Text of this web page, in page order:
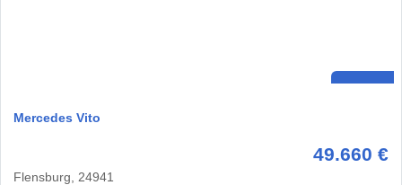
Mercedes Vito
49.660 €
Flensburg, 24941